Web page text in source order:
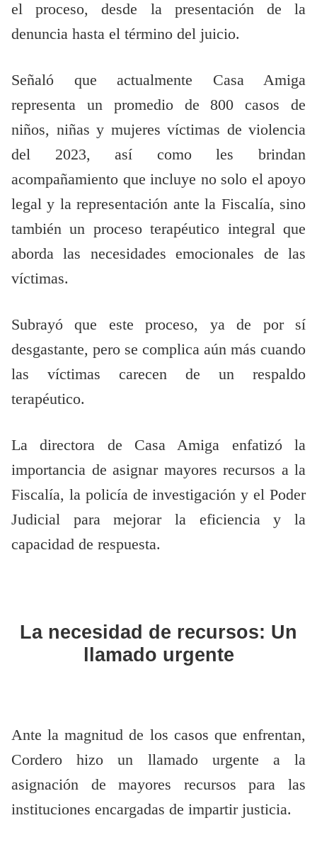
el proceso, desde la presentación de la
denuncia hasta el término del juicio.
Señaló que actualmente Casa Amiga
representa un promedio de 800 casos de
niños, niñas y mujeres víctimas de violencia
del 2023, así como les brindan
acompañamiento que incluye no solo el apoyo
legal y la representación ante la Fiscalía, sino
también un proceso terapéutico integral que
aborda las necesidades emocionales de las
víctimas.
Subrayó que este proceso, ya de por sí
desgastante, pero se complica aún más cuando
las víctimas carecen de un respaldo
terapéutico.
La directora de Casa Amiga enfatizó la
importancia de asignar mayores recursos a la
Fiscalía, la policía de investigación y el Poder
Judicial para mejorar la eficiencia y la
capacidad de respuesta.
La necesidad de recursos: Un
llamado urgente
Ante la magnitud de los casos que enfrentan,
Cordero hizo un llamado urgente a la
asignación de mayores recursos para las
instituciones encargadas de impartir justicia.